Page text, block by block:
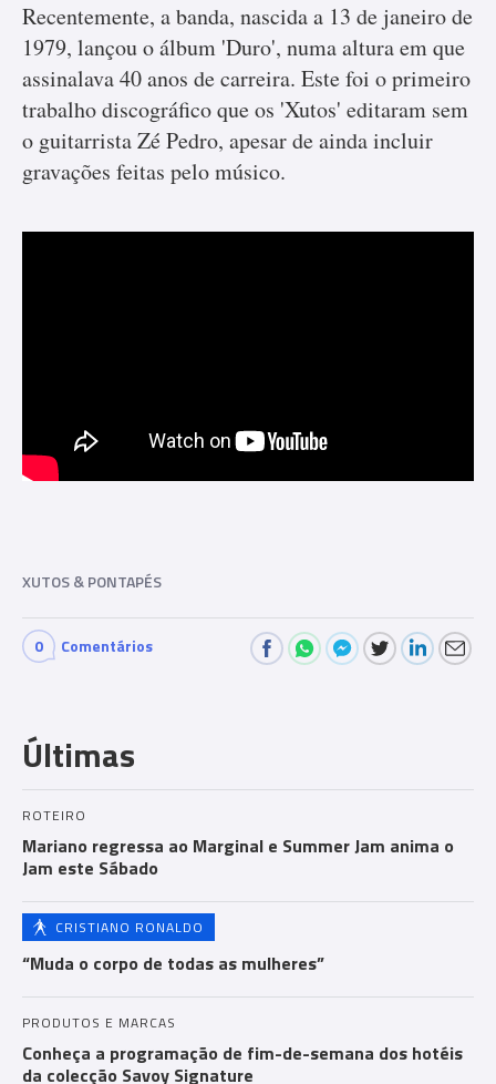
Recentemente, a banda, nascida a 13 de janeiro de
1979, lançou o álbum 'Duro', numa altura em que
assinalava 40 anos de carreira. Este foi o primeiro
trabalho discográfico que os 'Xutos' editaram sem
o guitarrista Zé Pedro, apesar de ainda incluir
gravações feitas pelo músico.
XUTOS & PONTAPÉS
0
ts
Comentários
Últimas
ROTEIRO
Mariano regressa ao Marginal e Summer Jam anima o
Jam este Sábado
CRISTIANO RONALDO
“Muda o corpo de todas as mulheres”
PRODUTOS E MARCAS
Conheça a programação de fim-de-semana dos hotéis
da colecção Savoy Signature